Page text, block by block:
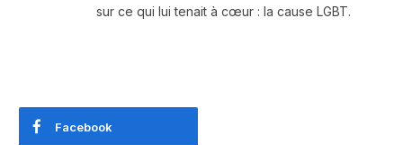
sur ce qui lui tenait à cœur : la cause LGBT.
Facebook